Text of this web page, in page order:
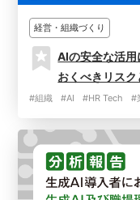
経営・組織づくり
AIの安全な活
おくべきリスク
#組織 #AI #HR Tech #